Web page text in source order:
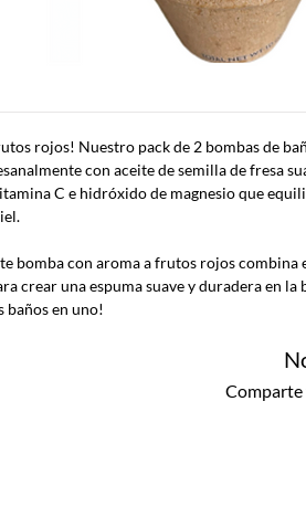
rojos! Nuestro pack de 2 bombas de
con aceite de semilla de fresa
C e hidróxido de magnesio que
bomba con aroma a frutos rojos combina
crear una espuma suave y duradera en la
baños en uno!
Comparte